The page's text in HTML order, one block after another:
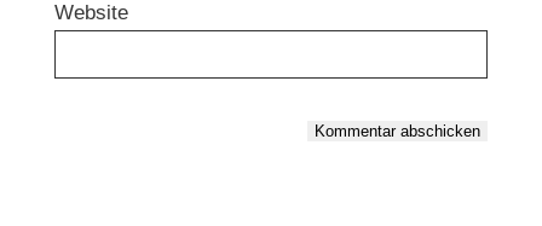
Website
Kommentar abschicken